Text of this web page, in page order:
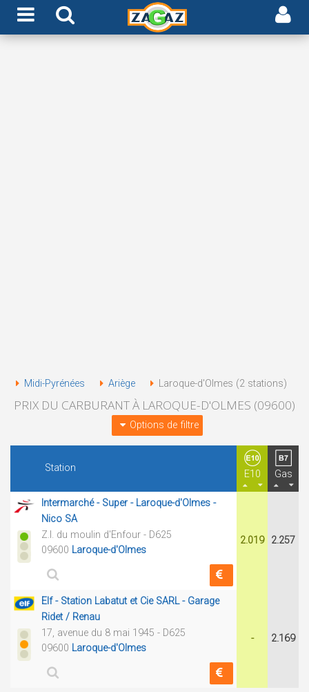
Midi-Pyrénées Ariège Laroque-d'Olmes (2 stations)
PRIX DU CARBURANT À LAROQUE-D'OLMES (09600)
Options de filtre
Station
E10 Gas
Intermarché - Super - Laroque-d'Olmes -
Nico SA
Z.I. du moulin d'Enfour - D625
09600 Laroque-d'Olmes
2.019 2.257
Elf - Station Labatut et Cie SARL - Garage
Ridet / Renau
17, avenue du 8 mai 1945 - D625
09600 Laroque-d'Olmes
- 2.169